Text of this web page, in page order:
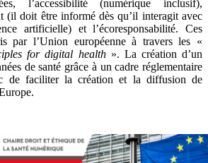
l’accessibilité (numérique inclusif),
(il doit être informé dès qu’il interagit avec
artificielle) et l’écoresponsabilité. Ces
par l’Union européenne à travers les «
for digital health». La création d’un
de santé grâce à un cadre réglementaire
de faciliter la création et la diffusion de